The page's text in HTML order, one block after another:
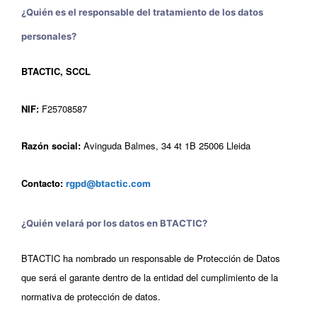
¿Quién es el responsable del tratamiento de los datos
personales?
BTACTIC, SCCL
NIF: F25708587
Razón social: Avinguda Balmes, 34 4t 1B 25006 Lleida
Contacto: rgpd@btactic.com
¿Quién velará por los datos en BTACTIC?
BTACTIC ha nombrado un responsable de Protección de Datos
que será el garante dentro de la entidad del cumplimiento de la
normativa de protección de datos.